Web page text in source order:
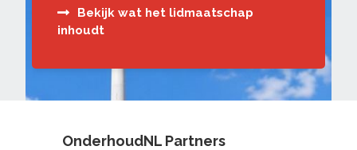
Bekijk wat het lidmaatschap
inhoudt
OnderhoudNL Partners